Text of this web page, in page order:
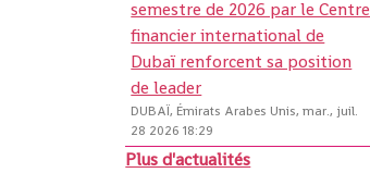
semestre de 2026 par le Centre
financier international de
Dubaï renforcent sa position
de leader
DUBAÏ, Émirats Arabes Unis, mar., juil.
28 2026 18:29
Plus d'actualités